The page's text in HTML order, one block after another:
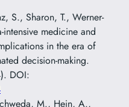
S., Sharon, T., Werner-
medicine and
in the era of
decision-making.
DOI:
M., Hein, A.,